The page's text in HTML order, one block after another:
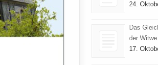
24.
Das
der Witwe
17.